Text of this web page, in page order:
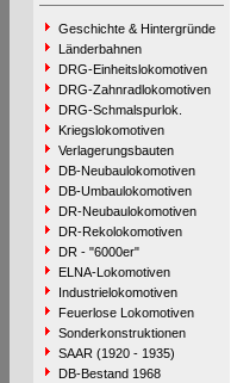
Geschichte & Hintergründe
Länderbahnen
DRG-Einheitslokomotiven
DRG-Zahnradlokomotiven
DRG-Schmalspurlok.
Kriegslokomotiven
Verlagerungsbauten
DB-Neubaulokomotiven
DB-Umbaulokomotiven
DR-Neubaulokomotiven
DR-Rekolokomotiven
DR - "6000er"
ELNA-Lokomotiven
Industrielokomotiven
Feuerlose Lokomotiven
Sonderkonstruktionen
SAAR (1920 - 1935)
DB-Bestand 1968